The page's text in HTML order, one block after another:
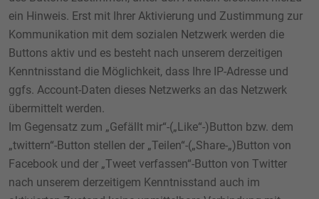
ein Hinweis. Erst mit Ihrer Aktivierung und Zustimmung zur
Kommunikation mit dem sozialen Netzwerk werden die
Buttons aktiv und es besteht nach unserem derzeitigen
Kenntnisstand die Möglichkeit, dass Ihre IP-Adresse und
ggfs. Account-Daten dieses Netzwerks an das Netzwerk
übermittelt werden.
Im Gegensatz zum „Gefällt mir“-(„Like“-)Button bzw. dem
„twittern“-Button stellen der „Teilen“-(„Share-„)Button von
Facebook und der „Tweet verfassen“-Button von Twitter
nach unserem derzeitigem Kenntnisstand auch im